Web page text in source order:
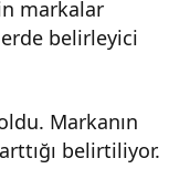
markalar
belirleyici
Markanın
belirtiliyor.